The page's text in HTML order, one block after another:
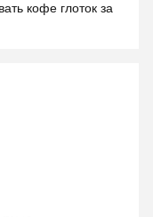
кофе глоток за